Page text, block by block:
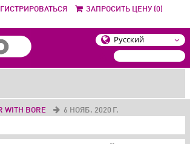
ЗАПРОСИТЬ ЦЕНУ (0)
WITH BORE 6 НОЯБ. 2020 Г.